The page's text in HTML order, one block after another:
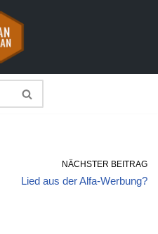
NÄCHSTER BEITRAG
Lied aus der Alfa-Werbung?